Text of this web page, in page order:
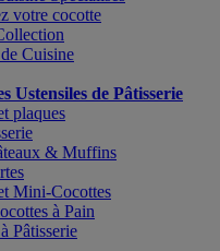
votre cocotte
Cuisine
Ustensiles de Pâtisserie
plaques
& Muffins
Mini-Cocottes
à Pain
Pâtisserie